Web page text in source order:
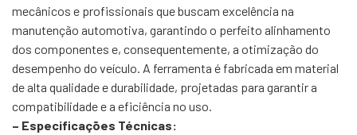
mecânicos e profissionais que buscam excelência na
manutenção automotiva, garantindo o perfeito alinhamento
dos componentes e, consequentemente, a otimização do
desempenho do veículo. A ferramenta é fabricada em material
de alta qualidade e durabilidade, projetadas para garantir a
compatibilidade e a eficiência no uso.
– Especificações Técnicas: